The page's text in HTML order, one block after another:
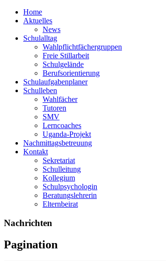
Home
Aktuelles
News
Schulalltag
Wahlpflichtfächergruppen
Freie Stillarbeit
Schulgelände
Berufsorientierung
Schulaufgabenplaner
Schulleben
Wahlfächer
Tutoren
SMV
Lerncoaches
Uganda-Projekt
Nachmittagsbetreuung
Kontakt
Sekretariat
Schulleitung
Kollegium
Schulpsychologin
Beratungslehrerin
Elternbeirat
Nachrichten
Pagination